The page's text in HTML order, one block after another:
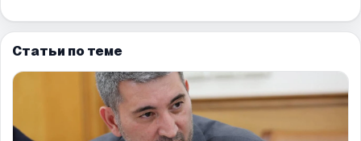
Статьи по теме